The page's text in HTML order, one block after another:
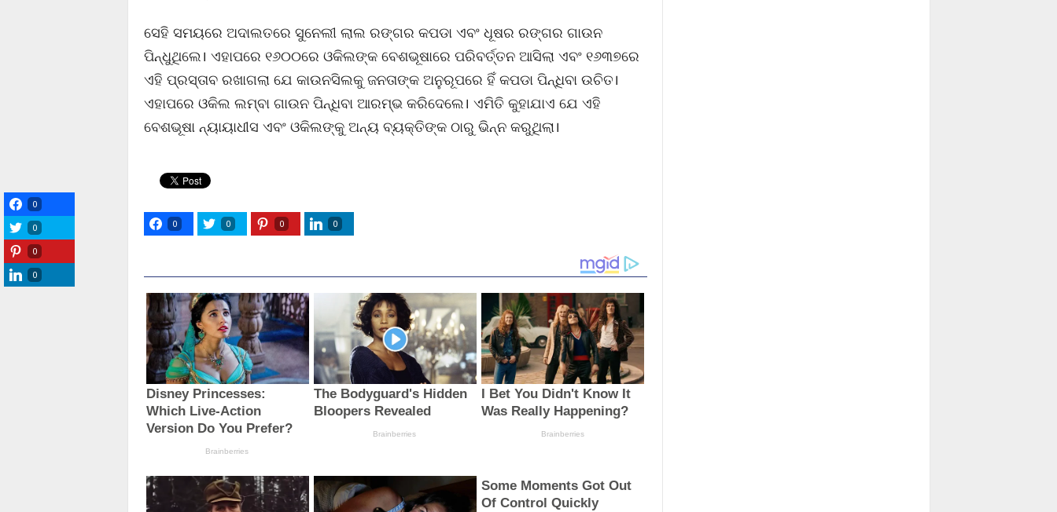
ସେହି ସମୟରେ ଅଦାଲତରେ ସୁନେଲୀ ଲାଲ ରଙ୍ଗର କପଡା ଏବଂ ଧୂଷର ରଙ୍ଗର ଗାଉନ
ପିନ୍ଧୁଥିଲେ। ଏହାପରେ ୧୬୦୦ରେ ଓକିଲଙ୍କ ବେଶଭୂଷାରେ ପରିବର୍ତ୍ତନ ଆସିଲା ଏବଂ ୧୬୩୭ରେ
ଏହି ପ୍ରସ୍ତାବ ରଖାଗଲା ଯେ କାଉନସିଲକୁ ଜନତାଙ୍କ ଅନୁରୂପରେ ହିଁ କପଡା ପିନ୍ଧିବା ଉଚିତ।
ଏହାପରେ ଓକିଲ ଲମ୍ବା ଗାଉନ ପିନ୍ଧିବା ଆରମ୍ଭ କରିଦେଲେ। ଏମିତି କୁହାଯାଏ ଯେ ଏହି
ବେଶଭୂଷା ନ୍ୟାୟାଧୀସ ଏବଂ ଓକିଲଙ୍କୁ ଅନ୍ୟ ବ୍ୟକ୍ତିଙ୍କ ଠାରୁ ଭିନ୍ନ କରୁଥିଲା।
0 0 0 0
0
0
0
0